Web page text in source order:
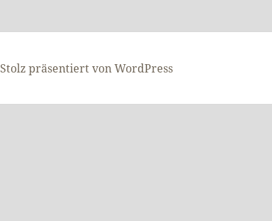
Stolz präsentiert von WordPress